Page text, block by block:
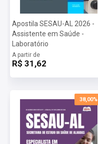
Apostila SESAU-AL 2026 -
Assistente em Saúde -
Laboratório
A partir de
R$ 31,62
38,00%